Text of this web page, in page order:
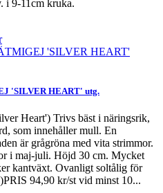
i 9-11cm kruka.
'SILVER HEART' utg.
Heart') Trivs bäst i näringsrik,
som innehåller mull. En
är grågröna med vita strimmor.
i maj-juli. Höjd 30 cm. Mycket
kantväxt. Ovanligt soltålig för
94,90 kr/st vid minst 10...